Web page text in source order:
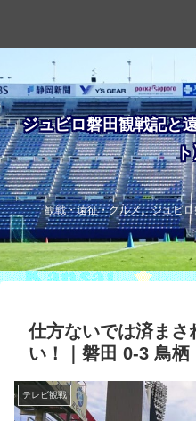
ジュビロ磐田観戦記と
ト
観戦・遠征・グルメ。ジュビ
仕方ないでは済まさ
い！｜磐田 0-3 鳥栖
テレビ観戦